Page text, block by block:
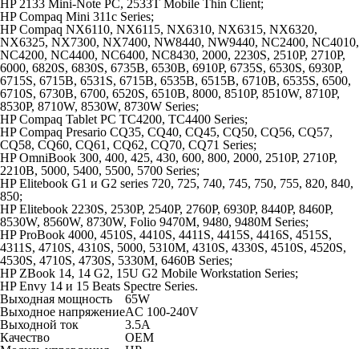
HP 2133 Mini-Note PC, 2533T Mobile Thin Client;
HP Compaq Mini 311c Series;
HP Compaq NX6110, NX6115, NX6310, NX6315, NX6320,
NX6325, NX7300, NX7400, NW8440, NW9440, NC2400, NC4010,
NC4200, NC4400, NC6400, NC8430, 2000, 2230S, 2510P, 2710P,
6000, 6820S, 6830S, 6735B, 6530B, 6910P, 6735S, 6530S, 6930P,
6715S, 6715B, 6531S, 6715B, 6535B, 6515B, 6710B, 6535S, 6500,
6710S, 6730B, 6700, 6520S, 6510B, 8000, 8510P, 8510W, 8710P,
8530P, 8710W, 8530W, 8730W Series;
HP Compaq Tablet PC TC4200, TC4400 Series;
HP Compaq Presario CQ35, CQ40, CQ45, CQ50, CQ56, CQ57,
CQ58, CQ60, CQ61, CQ62, CQ70, CQ71 Series;
HP OmniBook 300, 400, 425, 430, 600, 800, 2000, 2510P, 2710P,
2210B, 5000, 5400, 5500, 5700 Series;
HP Elitebook G1 и G2 series 720, 725, 740, 745, 750, 755, 820, 840,
850;
HP Elitebook 2230S, 2530P, 2540P, 2760P, 6930P, 8440P, 8460P,
8530W, 8560W, 8730W, Folio 9470M, 9480, 9480M Series;
HP ProBook 4000, 4510S, 4410S, 4411S, 4415S, 4416S, 4515S,
4311S, 4710S, 4310S, 5000, 5310M, 4310S, 4330S, 4510S, 4520S,
4530S, 4710S, 4730S, 5330M, 6460B Series;
HP ZBook 14, 14 G2, 15U G2 Mobile Workstation Series;
HP Envy 14 и 15 Beats Spectre Series.
Выходная мощность
65W
Выходное напряжениеAC 100-240V
Выходной ток
3.5A
Качество
OEM